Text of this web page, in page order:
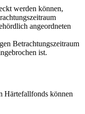
werden können,
angeordneten
Betrachtungszeitraum
ist.
Härtefallfonds können